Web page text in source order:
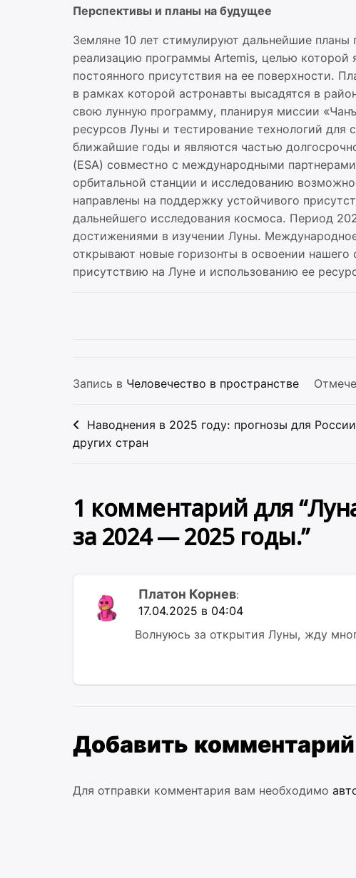
Перспективы и планы на будущее
Земляне 10 лет стимулируют дальнейшие
реализацию программы Artemis, целью которой
постоянного присутствия на ее поверхности.
в рамках которой астронавты высадятся в
свою лунную программу, планируя миссии
ресурсов Луны и тестирование технологий
ближайшие годы и являются частью
(ESA) совместно с международными
орбитальной станции и исследованию
направлены на поддержку устойчивого
дальнейшего исследования космоса. Период
достижениями в изучении Луны.
открывают новые горизонты в освоении
присутствию на Луне и использованию ее
Запись в Человечество в пространстве
Навигация
по
Наводнения в 2025 году: прогнозы для
других стран
1 комментарий для “
за 2024 — 2025 годы.”
Платон Корнев:
17.04.2025 в 04:04
Волнуюсь за открытия Луны, жду
Добавить комментарий
Для отправки комментария вам необходимо